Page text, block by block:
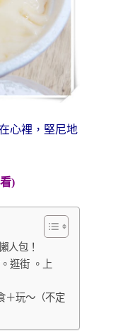
心裡，堅尼地
)
人包！
逛街 。上
＋玩～（不定